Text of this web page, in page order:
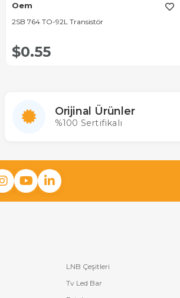
Oem
2SB 764 TO-92L Transistör
$0.55
Orijinal Ürünler
%100 Sertifikalı
LNB Çeşitleri
Tv Led Bar